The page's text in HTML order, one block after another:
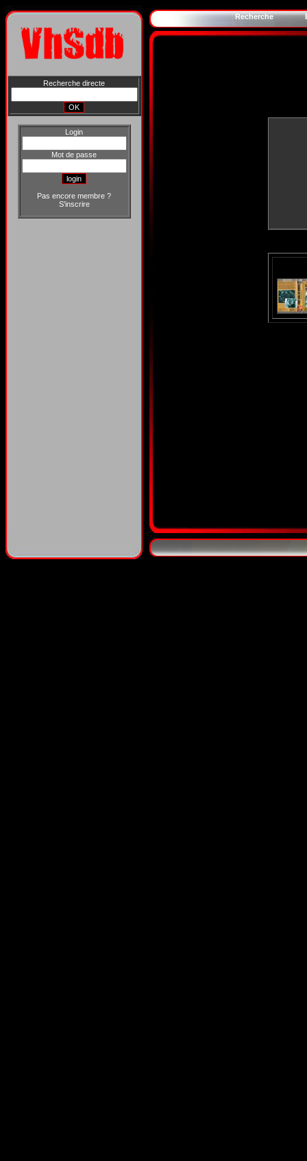
Recherche directe
Login
Mot de passe
Pas encore membre ?
S'inscrire
Recherche